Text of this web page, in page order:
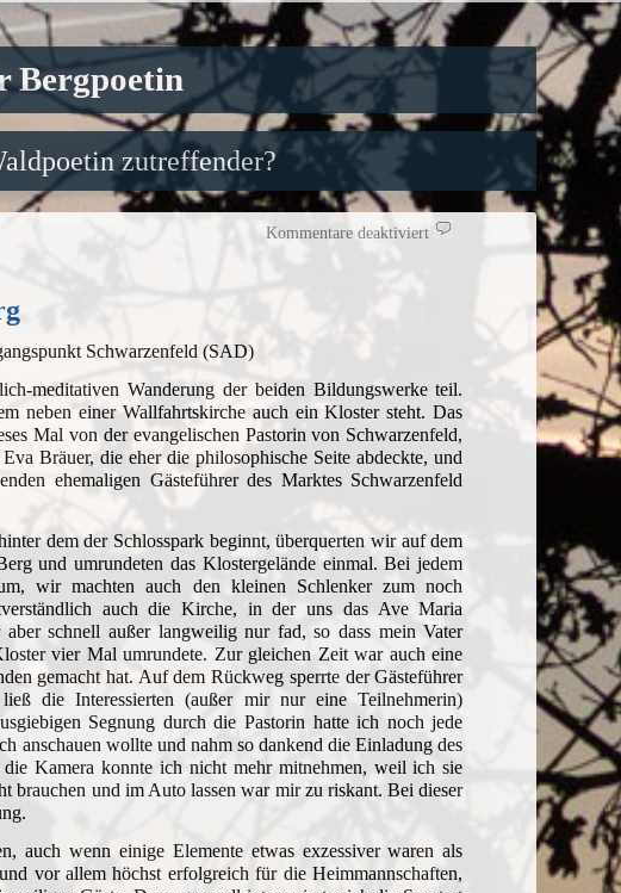
Bergpoetin
zutreffender?
Kommentare deaktiviert für
Meditativ
Schwarzenfeld (SAD)
meditativen Wanderung der beiden Bildungswerke teil.
neben einer Wallfahrtskirche auch ein Kloster steht. Das
Mal von der evangelischen Pastorin von Schwarzenfeld,
Bräuer, die eher die philosophische Seite abdeckte, und
ehemaligen Gästeführer des Marktes Schwarzenfeld
dem der Schlosspark beginnt, überquerten wir auf dem
und umrundeten das Klostergelände einmal. Bei jedem
wir machten auch den kleinen Schlenker zum noch
auch die Kirche, in der uns das Ave Maria
schnell außer langweilig nur fad, so dass mein Vater
vier Mal umrundete. Zur gleichen Zeit war auch eine
gemacht hat. Auf dem Rückweg sperrte der Gästeführer
die Interessierten (außer mir nur eine Teilnehmerin)
Segnung durch die Pastorin hatte ich noch jede
anschauen wollte und nahm so dankend die Einladung des
Kamera konnte ich nicht mehr mitnehmen, weil ich sie
brauchen und im Auto lassen war mir zu riskant. Bei dieser
auch wenn einige Elemente etwas exzessiver waren als
vor allem höchst erfolgreich für die Heimmannschaften,